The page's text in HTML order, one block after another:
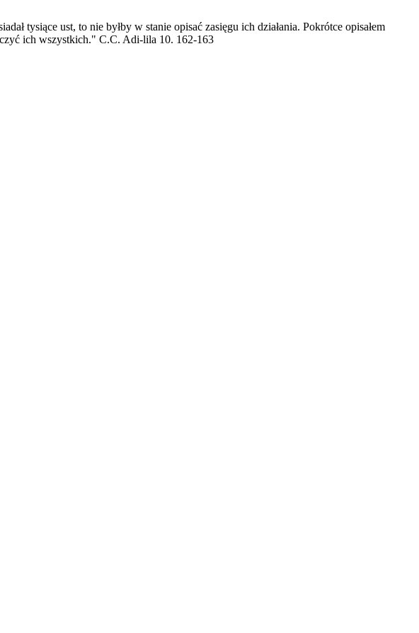
tysiące ust, to nie byłby w stanie opisać zasięgu ich działania. Pokrótce opisałem
ich wszystkich." C.C. Adi-lila 10. 162-163